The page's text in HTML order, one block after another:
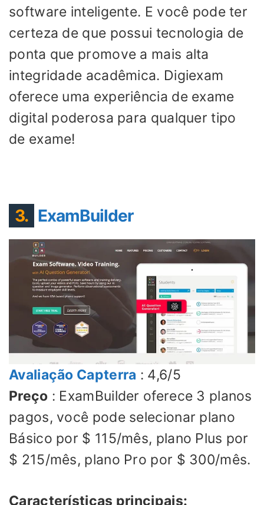
software inteligente. E você pode ter
certeza de que possui tecnologia de
ponta que promove a mais alta
integridade acadêmica. Digiexam
oferece uma experiência de exame
digital poderosa para qualquer tipo
de exame!
3. ExamBuilder
Avaliação Capterra : 4,6/5
Preço : ExamBuilder oferece 3 planos
pagos, você pode selecionar plano
Básico por $ 115/mês, plano Plus por
$ 215/mês, plano Pro por $ 300/mês.
Características principais: